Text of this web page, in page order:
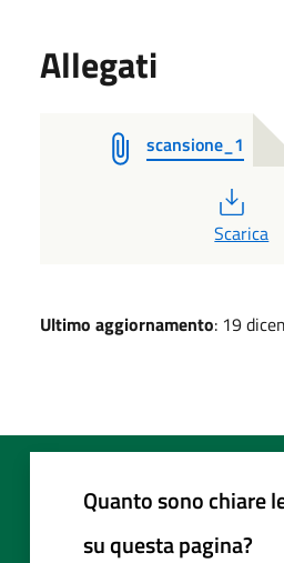
Allegati
scansione_1
PDF
Scarica
Ultimo aggiornamento: 19
Quanto sono chiare
su questa pagina?